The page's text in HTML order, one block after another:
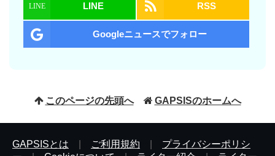
LINE RSS
Googleニュースでフォロー
このページの先頭へ GAPSISのホームへ
GAPSISとは ご利用規約
プライバシーポリシ